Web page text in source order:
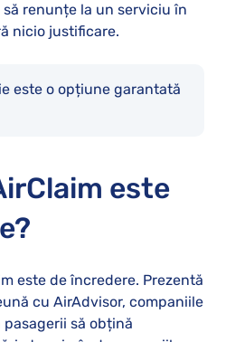
renunțe la un serviciu în
nicio justificare.
este o opțiune garantată
este
este de încredere. Prezentă
cu AirAdvisor, companiile
să obțină